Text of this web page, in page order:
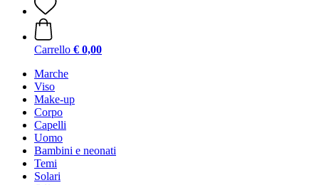
Carrello € 0,00
Marche
Viso
Make-up
Corpo
Capelli
Uomo
Bambini e neonati
Temi
Solari